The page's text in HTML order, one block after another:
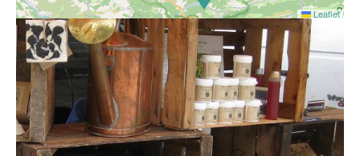
The markets on offer are events for certified producers
and craftsmen, with products coming directly from their
farms or workshops in the Alpes de Haute-Provence or
Hautes Alpes.
Leaflet